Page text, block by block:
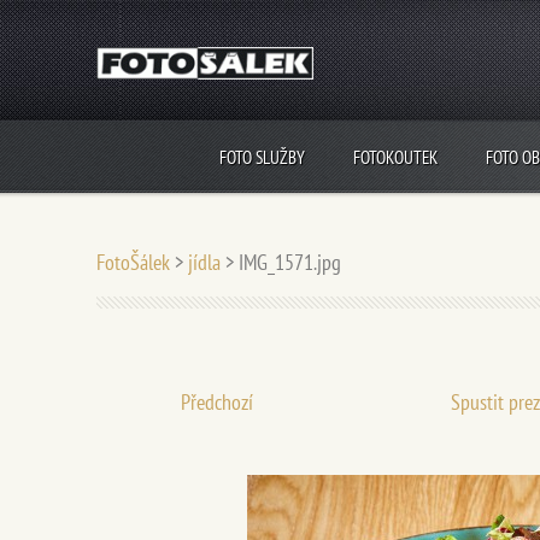
FOTO SLUŽBY FOTOKOUTEK FOTO
FotoŠálek > jídla > IMG_1571.jpg
Předchozí Spustit